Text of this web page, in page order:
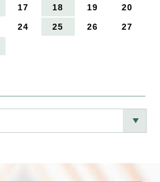
17 18 19
20
24 25 26
27